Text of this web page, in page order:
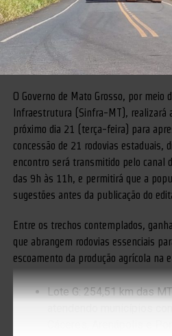
O Governo de Mato Grosso, por meio
Infraestrutura (Sinfra-MT), realizará
próximo dia 21 (terça-feira) para
concessão de 21 rodovias estaduais,
encontro será transmitido pelo canal
das 9h às 11h, e permitirá que a
sugestões antes da publicação do
Entre os trechos contemplados,
que abrangem rodovias essenciais
escoamento da produção agrícola na
Lote G: 254,51 km das